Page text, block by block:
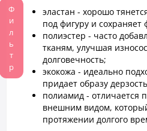
Фильтр
эластан - хорошо
под фигуру и сохраняет
полиэстер - часто
тканям, улучшая
долговечность;
экокожа - идеально
придает образу
полиамид - отличается
внешним видом,
протяжении долгого